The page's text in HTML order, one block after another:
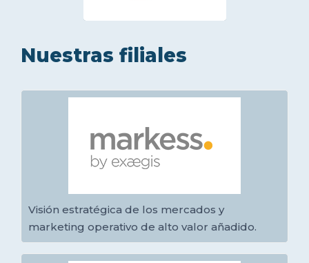
Nuestras filiales
Visión estratégica de los mercados y
marketing operativo de alto valor añadido.